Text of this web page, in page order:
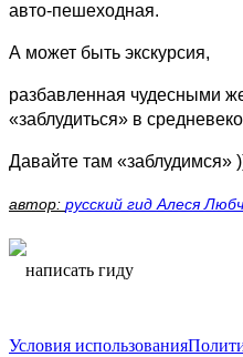
авто-пешеходная.
А может быть экскурсия,
разбавленная чудесными
«заблудиться» в
Давайте там «заблудимся»
автор: русский гид Алеся
написать гиду
Условия использования